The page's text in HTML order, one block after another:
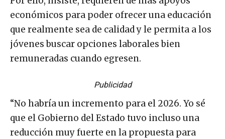
económicos para poder ofrecer una educación
que realmente sea de calidad y le permita a los
jóvenes buscar opciones laborales bien
remuneradas cuando egresen.
Publicidad
“No habría un incremento para el 2026. Yo sé
que el Gobierno del Estado tuvo incluso una
reducción muy fuerte en la propuesta para